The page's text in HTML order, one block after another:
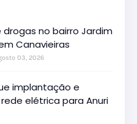
drogas no bairro Jardim
Canavieiras
03, 2026
implantação e
elétrica para Anuri